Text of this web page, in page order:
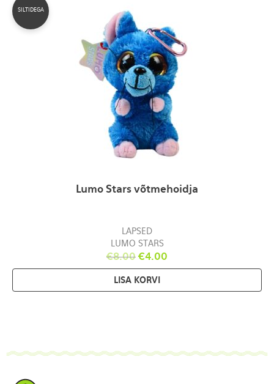
SILTIDEGA
Lumo Stars võtmehoidja
LAPSED
LUMO STARS
€8.00 €4.00
LISA KORVI